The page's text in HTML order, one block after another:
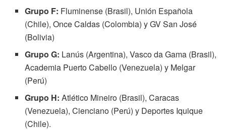
Grupo F: Fluminense (Brasil), Unión Española
(Chile), Once Caldas (Colombia) y GV San José
(Bolivia)
Grupo G: Lanús (Argentina), Vasco da Gama (Brasil),
Academia Puerto Cabello (Venezuela) y Melgar
(Perú)
Grupo H:Atlético Mineiro (Brasil), Caracas
(Venezuela), Cienciano (Perú) y Deportes Iquique
(Chile).